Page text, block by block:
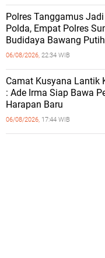
Polres Tanggamus
Polda, Empat Polres
Budidaya Bawang
06/08/2026, 22:34 WIB
Camat Kusyana Lantik
: Ade Irma Siap Bawa
Harapan Baru
06/08/2026, 17:44 WIB